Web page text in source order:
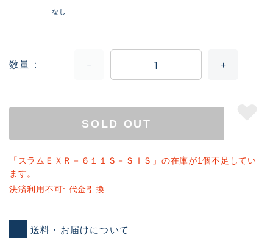
なし
数量
SOLD OUT
「スラムＥＸＲ－６１１Ｓ－ＳＩＳ」の在庫が1個不足してい
ます。
決済利用不可: 代金引換
送料・お届けについて